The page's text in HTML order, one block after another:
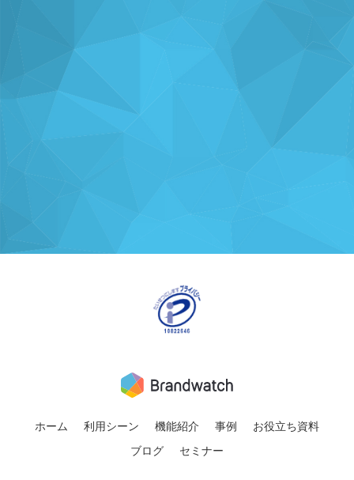
ホーム 利用シーン 機能紹介 事例
お役立ち資料
ブログ
セミナー